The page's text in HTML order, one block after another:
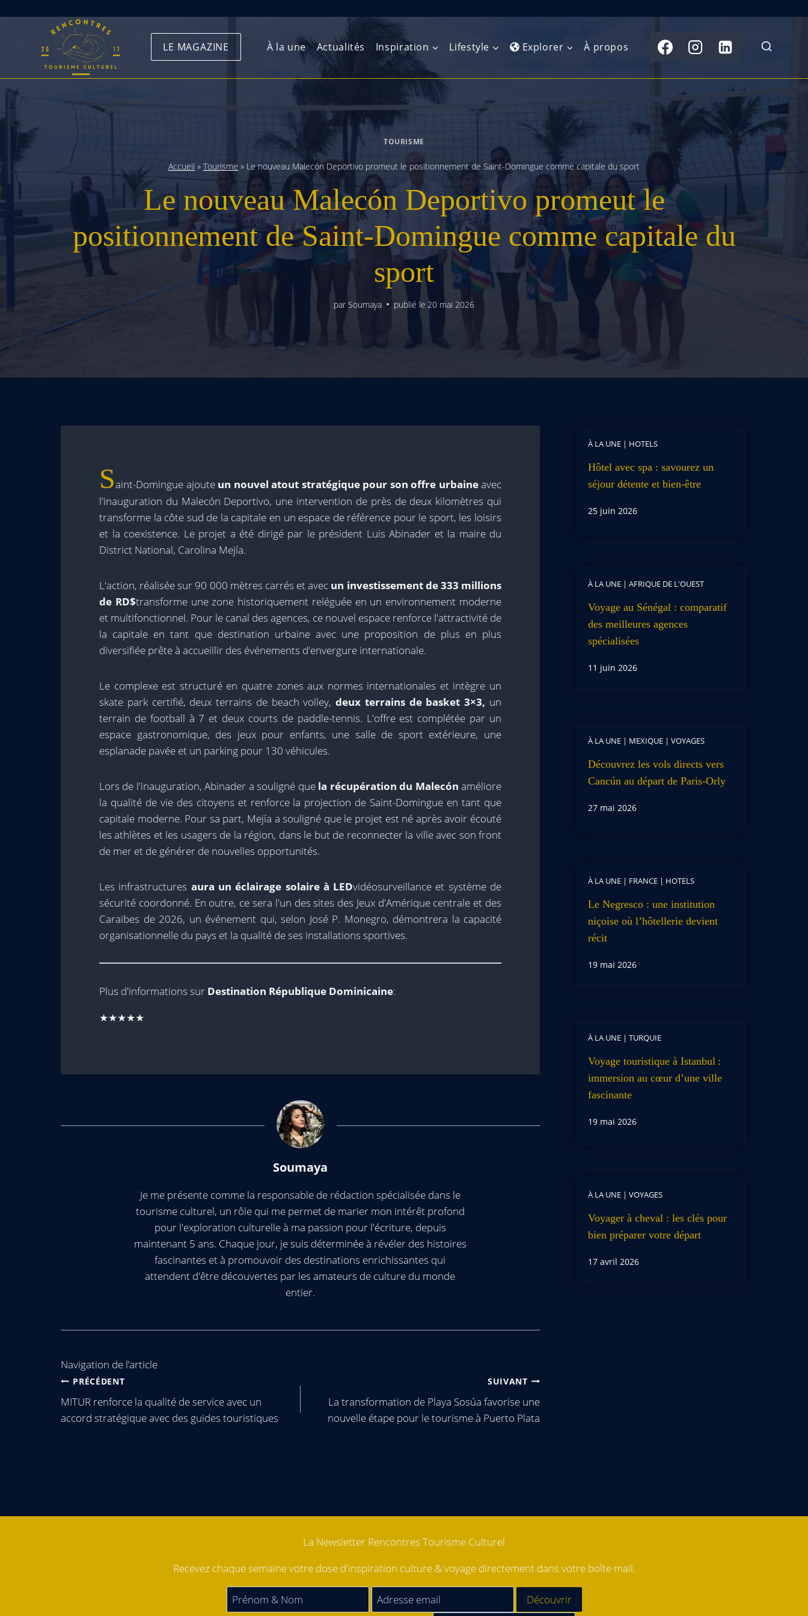
LE MAGAZINE À la une Actualités Inspiration Lifestyle Explorer
Europe de l’Ouest
Europe du Nord
Europe centrale
Europe de l’Est
Balkans
Amérique centrale
Antilles et Caraïbes
Amérique du Sud
(Maghreb)
Afrique de l’Ouest
Afrique de l’Est
Afrique australe
Sous-continent
indien
Asie du Sud-Est
Extrême-Orient
Australasie
Îles du Pacifique
À propos
TOURISME
Accueil » Tourisme » Le nouveau Malecón Deportivo promeut le positionnement de Saint-Domingue comme capitale du sport
Le nouveau Malecón Deportivo promeut le
positionnement de Saint-Domingue comme capitale du
sport
par Soumaya publié le 20 mai 2026
Saint-Domingue ajouteun nouvel atout stratégique pour son offre urbaineavec
l'inauguration du Malecón Deportivo, une intervention de près de deux kilomètres qui
transforme la côte sud de la capitale en un espace de référence pour le sport, les loisirs
et la coexistence. Le projet a été dirigé par le président Luis Abinader et la maire du
District National, Carolina Mejía.
L'action, réalisée sur 90 000 mètres carrés et avec un investissement de 333 millions
de RD$transforme une zone historiquement reléguée en un environnement moderne
et multifonctionnel. Pour le canal des agences, ce nouvel espace renforce l'attractivité de
la capitale en tant que destination urbaine avec une proposition de plus en plus
diversifiée prête à accueillir des événements d'envergure internationale.
Le complexe est structuré en quatre zones aux normes internationales et intègre un
skate park certifié, deux terrains de beach volley,deux terrains de basket 3×3, un
terrain de football à 7 et deux courts de paddle-tennis. L'offre est complétée par un
espace gastronomique, des jeux pour enfants, une salle de sport extérieure, une
esplanade pavée et un parking pour 130 véhicules.
Lors de l'inauguration, Abinader a souligné quela récupération du Malecón améliore
la qualité de vie des citoyens et renforce la projection de Saint-Domingue en tant que
capitale moderne. Pour sa part, Mejía a souligné que le projet est né après avoir écouté
les athlètes et les usagers de la région, dans le but de reconnecter la ville avec son front
de mer et de générer de nouvelles opportunités.
Les infrastructures aura un éclairage solaire à LEDvidéosurveillance et système de
sécurité coordonné. En outre, ce sera l'un des sites des Jeux d'Amérique centrale et des
Caraïbes de 2026, un événement qui, selon José P. Monegro, démontrera la capacité
organisationnelle du pays et la qualité de ses installations sportives.
Plus d'informations sur Destination République Dominicaine:
★★★★★
Soumaya
Je me présente comme la responsable de rédaction spécialisée dans le
tourisme culturel, un rôle qui me permet de marier mon intérêt profond
pour l'exploration culturelle à ma passion pour l'écriture, depuis
maintenant 5 ans. Chaque jour, je suis déterminée à révéler des histoires
fascinantes et à promouvoir des destinations enrichissantes qui
attendent d'être découvertes par les amateurs de culture du monde
entier.
Navigation de l’article
PRÉCÉDENT
MITUR renforce la qualité de service avec un
accord stratégique avec des guides touristiques
SUIVANT
La transformation de Playa Sosúa favorise une
nouvelle étape pour le tourisme à Puerto Plata
À LA UNE| HOTELS
Hôtel avec spa : savourez un
séjour détente et bien-être
25 juin 2026
À LA UNE| AFRIQUE DE L'OUEST
Voyage au Sénégal : comparatif
des meilleures agences
spécialisées
11 juin 2026
À LA UNE| MEXIQUE| VOYAGES
Découvrez les vols directs vers
Cancún au départ de Paris-Orly
27 mai 2026
À LA UNE| FRANCE| HOTELS
Le Negresco : une institution
niçoise où l’hôtellerie devient
récit
19 mai 2026
À LA UNE| TURQUIE
Voyage touristique à Istanbul :
immersion au cœur d’une ville
fascinante
19 mai 2026
À LA UNE| VOYAGES
Voyager à cheval : les clés pour
bien préparer votre départ
17 avril 2026
La Newsletter Rencontres Tourisme Culturel
Recevez chaque semaine votre dose d'inspiration culture & voyage directement dans votre boîte mail.